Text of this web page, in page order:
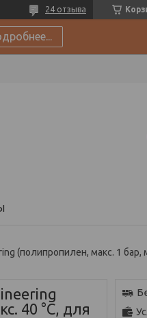
24 отзыва
(полипропилен, макс. 1 бар,
40 °С, для